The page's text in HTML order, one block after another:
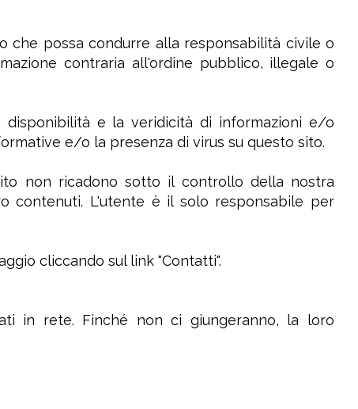
che possa condurre alla responsabilità civile o
contraria all'ordine pubblico, illegale o
e la veridicità di informazioni e/o
e/o la presenza di virus su questo sito.
non ricadono sotto il controllo della nostra
contenuti. L'utente è il solo responsabile per
cliccando sul link "Contatti".
in rete. Finché non ci giungeranno, la loro